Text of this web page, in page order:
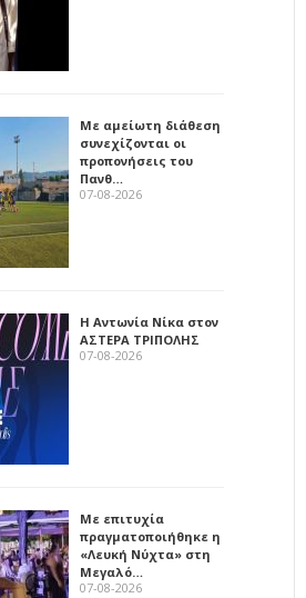
Με αμείωτη διάθεση
συνεχίζονται οι
προπονήσεις του
Πανθ…
07-08-2026
Η Αντωνία Νίκα στον
ΑΣΤΕΡΑ ΤΡΙΠΟΛΗΣ
07-08-2026
Με επιτυχία
πραγματοποιήθηκε η
«Λευκή Νύχτα» στη
Μεγαλό…
07-08-2026